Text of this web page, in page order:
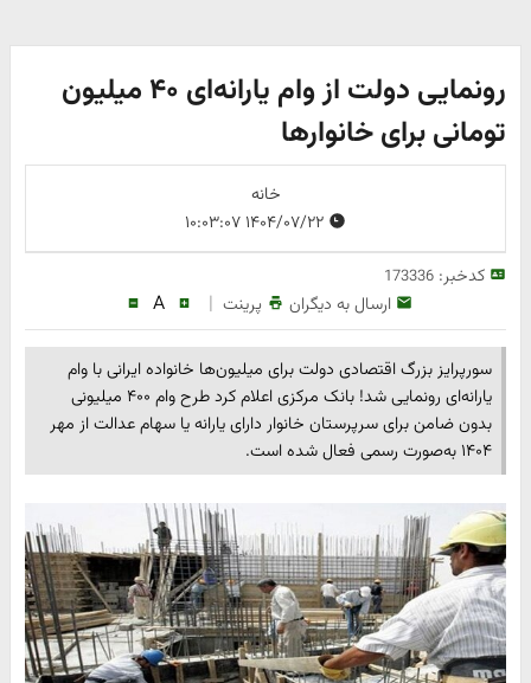
رونمایی دولت از وام یارانه‌ای ۴۰ میلیون
تومانی برای خانوارها
خانه
کدخبر:173336
ارسال به دیگران پرینت |
A
​سورپرایز بزرگ اقتصادی دولت برای میلیون‌ها خانواده ایرانی با وام
یارانه‌ای رونمایی شد! بانک مرکزی اعلام کرد طرح وام ۴۰۰ میلیونی
بدون ضامن برای سرپرستان خانوار دارای یارانه یا سهام عدالت از مهر
۱۴۰۴ به‌صورت رسمی فعال شده است.